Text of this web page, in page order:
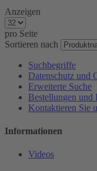
Anzeigen
pro Seite
Sortieren nach
Suchbegriffe
Datenschutz und
Erweiterte Suche
Bestellungen und
Kontaktieren Sie
Informationen
Videos